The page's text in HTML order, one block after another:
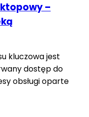
–
kluczowa jest
dostęp do
obsługi oparte